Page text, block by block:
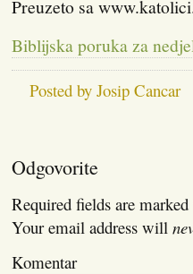
Preuzeto sa
Biblijska poruka za
Posted by Josip Cancar
Odgovorite
Required fields are marked
Your email address will
Komentar